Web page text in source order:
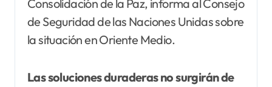
Consolidación de la Paz, informa al Consejo
de Seguridad de las Naciones Unidas sobre
la situación en Oriente Medio.
Las soluciones duraderas no surgirán de